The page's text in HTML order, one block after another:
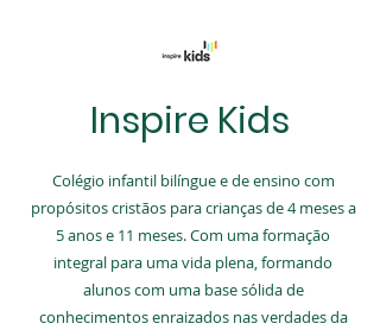
Inspire Kids
Colégio infantil bilíngue e de ensino com
propósitos cristãos para crianças de 4 meses a
5 anos e 11 meses. Com uma formação
integral para uma vida plena, formando
alunos com uma base sólida de
conhecimentos enraizados nas verdades da